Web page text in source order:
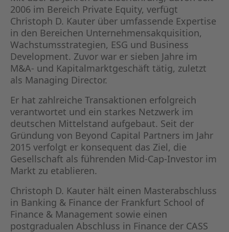
2006 im Bereich Private Equity, verfügt
Christoph D. Kauter über umfassende Expertise
in den Bereichen Unternehmensakquisition,
Wachstumsstrategien, ESG und Business
Development. Zuvor war er sieben Jahre im
M&A- und Kapitalmarktgeschäft tätig, zuletzt
als Managing Director.
Er hat zahlreiche Transaktionen erfolgreich
verantwortet und ein starkes Netzwerk im
deutschen Mittelstand aufgebaut. Seit der
Gründung von Beyond Capital Partners im Jahr
2015 verfolgt er konsequent das Ziel, die
Gesellschaft als führenden Mid-Cap-Investor im
Markt zu etablieren.
Christoph D. Kauter hält einen Masterabschluss
in Banking & Finance der Frankfurt School of
Finance & Management sowie einen
postgradualen Abschluss in Finance der CASS
ZUM